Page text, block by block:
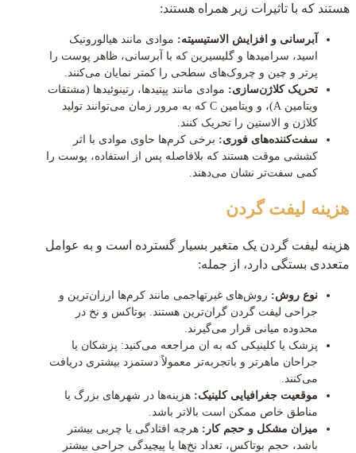
هستند که با تاثیرات زیر همراه هستند:
آبرسانی و افزایش الاستیسیته: موادی مانند هیالورونیک
اسید، سرامیدها و گلیسیرین که با آبرسانی، ظاهر پوست را
پرتر و چین و چروک‌های سطحی را کمتر نمایان می‌کنند.
تحریک کلاژن‌سازی: موادی مانند پپتیدها، رتینوئیدها (مشتقات
ویتامین A)، و ویتامین C که به مرور زمان می‌توانند تولید
کلاژن و الاستین را تحریک کنند.
سفت‌کننده‌های فوری: برخی کرم‌ها حاوی موادی با اثر
کششی موقت هستند که بلافاصله پس از استفاده، پوست را
کمی سفت‌تر نشان می‌دهند.
هزینه لیفت گردن
هزینه لیفت گردن یک متغیر بسیار گسترده است و به عوامل
متعددی بستگی دارد، از جمله:
نوع روش: روش‌های غیرتهاجمی مانند کرم‌ها ارزان‌ترین و
جراحی لیفت گردن گران‌ترین هستند. بوتاکس و نخ در
محدوده میانی قرار می‌گیرند.
پزشک یا کلینیکی که به ان مراجعه می‌کنید: پزشکان یا
جراحان ماهرتر و باتجربه‌تر معمولاً دستمزد بیشتری دریافت
می‌کنند.
موقعیت جغرافیایی کلینیک: هزینه‌ها در شهرهای بزرگ یا
مناطق خاص ممکن است بالاتر باشد.
میزان مشکل و حجم کار: هرچه افتادگی یا چربی بیشتر
باشد، حجم بوتاکس، تعداد نخ‌ها یا پیچیدگی جراحی بیشتر